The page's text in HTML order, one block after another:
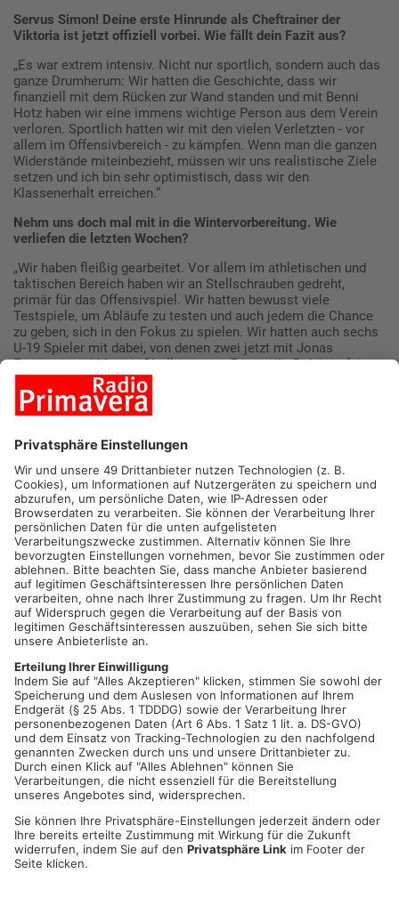
Servus Simon! Deine erste Hinrunde als Cheftrainer der
Viktoria ist jetzt offiziell vorbei. Wie fällt dein Fazit aus?
„Es war extrem intensiv. Nicht nur sportlich, sondern auch das
ganze Drumherum: Wir hatten die Geschichte, dass wir
finanziell mit dem Rücken zur Wand standen und mit Benni
Hotz haben wir eine immens wichtige Person aus dem Verein
verloren. Sportlich hatten wir mit den vielen Verletzten - vor
allem im Offensivbereich - zu kämpfen. Wenn man die ganzen
Widerstände miteinbezieht, müssen wir uns realistische Ziele
setzen und ich bin sehr optimistisch, dass wir den
Klassenerhalt erreichen.“
Nehm uns doch mal mit in die Wintervorbereitung. Wie
verliefen die letzten Wochen?
„Wir haben fleißig gearbeitet. Vor allem im athletischen und
taktischen Bereich haben wir an Stellschrauben gedreht,
primär für das Offensivspiel. Wir hatten bewusst viele
Testspiele, um Abläufe zu testen und auch jedem die Chance
zu geben, sich in den Fokus zu spielen. Wir hatten auch sechs
U-19 Spieler mit dabei, von denen zwei jetzt mit Jonas
Enzmann und Matvey Obolkin gegen Bayern ihr Debüt gefeiert
haben.“
Was erhoffst du dir von den jungen Spielern und was für
„Unbekümmertheit ist ein Thema. Dass die Jungs, wenn es
mal zu Drucksituationen kommt, diesen Mut haben und ihre
Qualitäten auf den Platz bringen. Bis jetzt machen sie es sehr
ordentlich. Das ist unser Weg: Wir möchten wieder näher an
die Stadt und die Zuschauer heranrücken - und das ist
einfacher, wenn man junge Spieler aus der Region mit
Stallgeruch auf den Platz schicken kann, die alles geben und
begeistern. Ich habe kein Problem, U19-Spieler von Beginn an
spielen zu lassen. Im Gegenteil! Da spielt das Alter keine
Rolle, sondern am Ende des Tages nur die Leistung. Mit Arda
Nadaroglu haben wir ein sehr positives Beispiel im Kader. Er
ist auf einem sehr guten Weg, ist von Anfang an eingeschlagen
und hat gezeigt, was er für einen Mehrwert für uns haben
kann.“